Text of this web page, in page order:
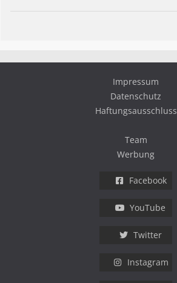
Impressum
Datenschutz
Haftungsausschluss
Team
Werbung
Facebook
YouTube
Twitter
Instagram